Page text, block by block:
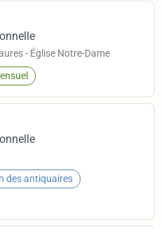
- Église Notre-Dame
des antiquaires